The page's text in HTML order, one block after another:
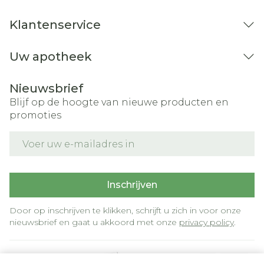
toename van de grootte van gezwellen in de
overgevoeligheidsreacties zoals
kortademigheid (allergisch astma) of andere
reacties die over het hele lichaam kunnen
diarree of lage bloeddruk
veranderde zin in seks
(veneuze trombo-embolie of longembolie)
hoge bloeddruk (hypertensie)
vaataandoening)
vergrote en verdraaide aders (spataderen)
leveraandoeningen, soms met
Klantenservice
Uw apotheek
Nieuwsbrief
Blijf op de hoogte van nieuwe producten en
promoties
Inschrijven
Door op inschrijven te klikken, schrijft u zich in voor onze
nieuwsbrief en gaat u akkoord met onze privacy policy.